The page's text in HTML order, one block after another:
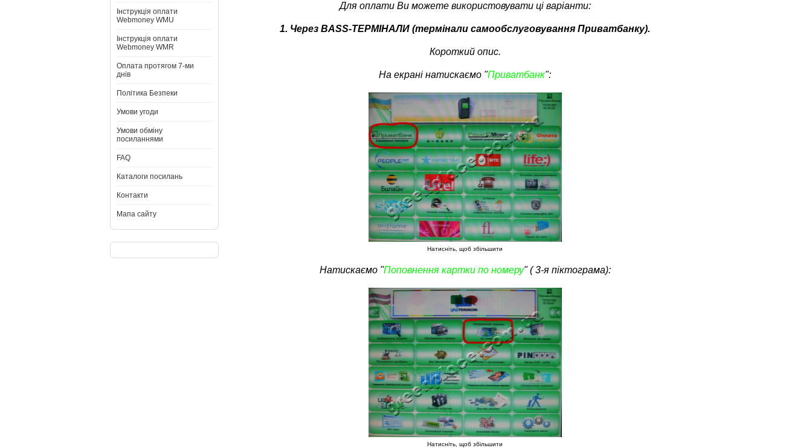
Інструкція оплати
Webmoney WMU
Інструкція оплати
Webmoney WMR
Оплата протягом 7-ми
днів
Політика Безпеки
Умови угоди
Умови обміну
посиланнями
FAQ
Каталоги посилань
Контакти
Мапа сайту
Для оплати Ви можете використовувати ці варіанти:
1. Через BASS-ТЕРМІНАЛИ (термінали самообслуговування Приватбанку).
Короткий опис.
На екрані натискаємо "Приватбанк":
Натисніть, щоб збільшити
Натискаємо "Поповнення картки по номеру" ( 3-я піктограма):
Натисніть, щоб збільшити